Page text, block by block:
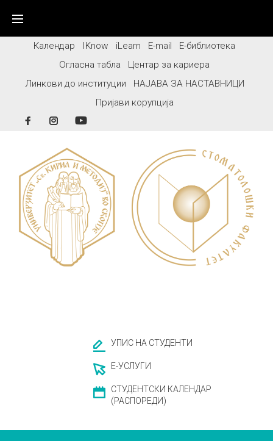
contentКалендар IKnow iLearn E-mail
Е-библиотека
Огласна табла
Центар за кариера
Линкови до институции
НАЈАВА ЗА НАСТАВНИЦИ
Пријави корупција
FacebookInstagram
УПИС НА СТУДЕНТИ
Е-УСЛУГИ
СТУДЕНТСКИ КАЛЕНДАР
(РАСПОРЕДИ)